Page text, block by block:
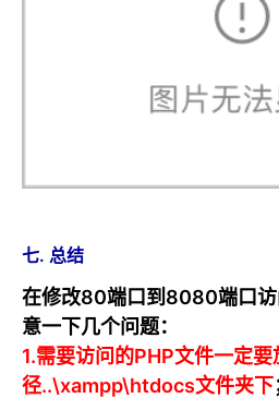
七. 总结
在修改80端口到8080端口
意一下几个问题：
1.需要访问的PHP文件一定
径..\xampp\htdocs文件夹下